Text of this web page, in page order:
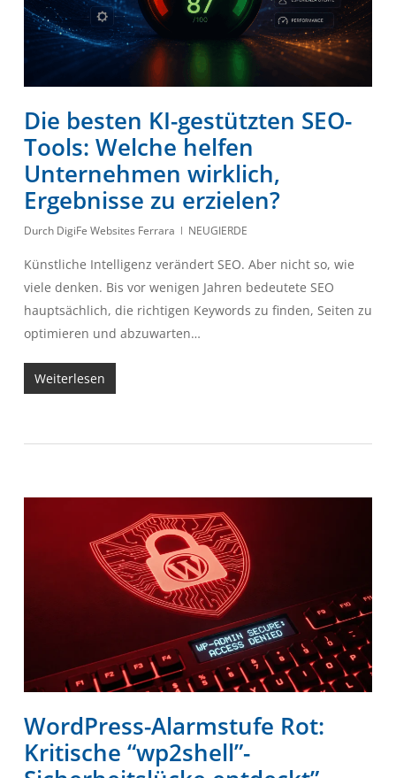
Die besten KI-gestützten SEO-
Tools: Welche helfen
Unternehmen wirklich,
Ergebnisse zu erzielen?
Durch DigiFe Websites Ferrara NEUGIERDE
Künstliche Intelligenz verändert SEO. Aber nicht so, wie
viele denken. Bis vor wenigen Jahren bedeutete SEO
hauptsächlich, die richtigen Keywords zu finden, Seiten zu
optimieren und abzuwarten…
Weiterlesen
WordPress-Alarmstufe Rot:
Kritische “wp2shell”-